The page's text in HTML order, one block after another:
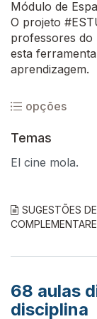
Módulo de
O projeto
professores do
esta
aprendizagem.
opções
Temas
El cine mola.
SUGESTÕES
68 aulas
disciplina